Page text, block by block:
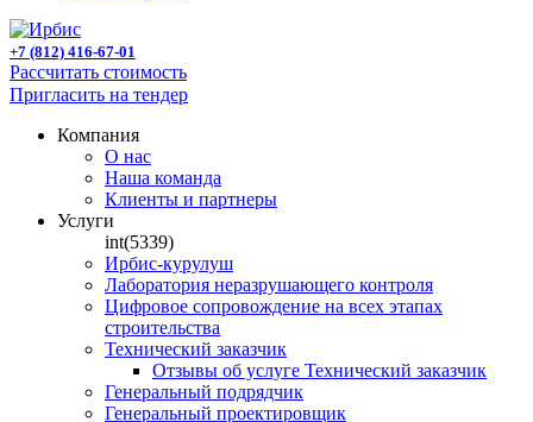
+7 (812) 416-67-01
Рассчитать стоимость
Пригласить на тендер
Компания
О нас
Наша команда
Клиенты и партнеры
Услуги
int(5339)
Ирбис-курулуш
Лаборатория неразрушающего контроля
Цифровое сопровождение на всех этапах
строительства
Технический заказчик
Отзывы об услуге Технический заказчик
Генеральный подрядчик
Генеральный проектировщик